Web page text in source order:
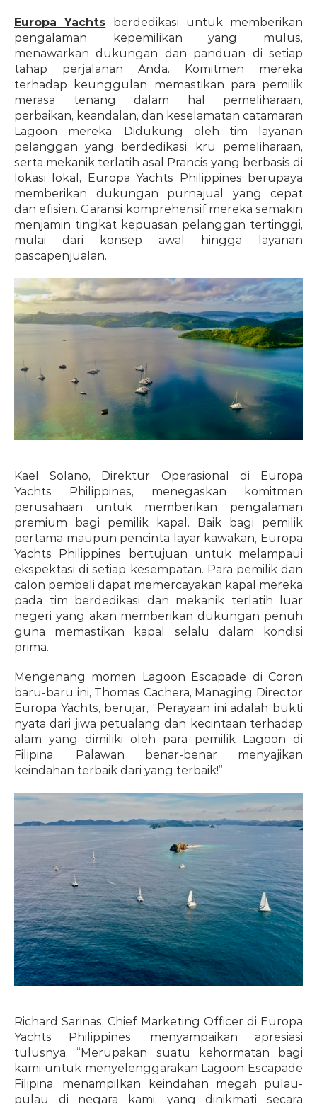
Europa Yachts berdedikasi untuk memberikan
pengalaman kepemilikan yang mulus,
menawarkan dukungan dan panduan di setiap
tahap perjalanan Anda. Komitmen mereka
terhadap keunggulan memastikan para pemilik
merasa tenang dalam hal pemeliharaan,
perbaikan, keandalan, dan keselamatan catamaran
Lagoon mereka. Didukung oleh tim layanan
pelanggan yang berdedikasi, kru pemeliharaan,
serta mekanik terlatih asal Prancis yang berbasis di
lokasi lokal, Europa Yachts Philippines berupaya
memberikan dukungan purnajual yang cepat
dan efisien. Garansi komprehensif mereka semakin
menjamin tingkat kepuasan pelanggan tertinggi,
mulai dari konsep awal hingga layanan
pascapenjualan.
Kael Solano, Direktur Operasional di Europa
Yachts Philippines, menegaskan komitmen
perusahaan untuk memberikan pengalaman
premium bagi pemilik kapal. Baik bagi pemilik
pertama maupun pencinta layar kawakan, Europa
Yachts Philippines bertujuan untuk melampaui
ekspektasi di setiap kesempatan. Para pemilik dan
calon pembeli dapat memercayakan kapal mereka
pada tim berdedikasi dan mekanik terlatih luar
negeri yang akan memberikan dukungan penuh
guna memastikan kapal selalu dalam kondisi
prima.
Mengenang momen Lagoon Escapade di Coron
baru-baru ini, Thomas Cachera, Managing Director
Europa Yachts, berujar, “Perayaan ini adalah bukti
nyata dari jiwa petualang dan kecintaan terhadap
alam yang dimiliki oleh para pemilik Lagoon di
Filipina. Palawan benar-benar menyajikan
keindahan terbaik dari yang terbaik!”
Richard Sarinas, Chief Marketing Officer di Europa
Yachts Philippines, menyampaikan apresiasi
tulusnya, “Merupakan suatu kehormatan bagi
kami untuk menyelenggarakan Lagoon Escapade
Filipina, menampilkan keindahan megah pulau-
pulau di negara kami, yang dinikmati secara